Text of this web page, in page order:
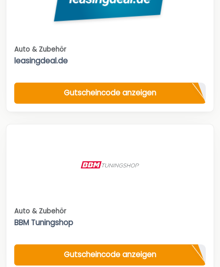
Auto & Zubehör
leasingdeal.de
Gutscheincode anzeigen
Auto & Zubehör
BBM Tuningshop
Gutscheincode anzeigen